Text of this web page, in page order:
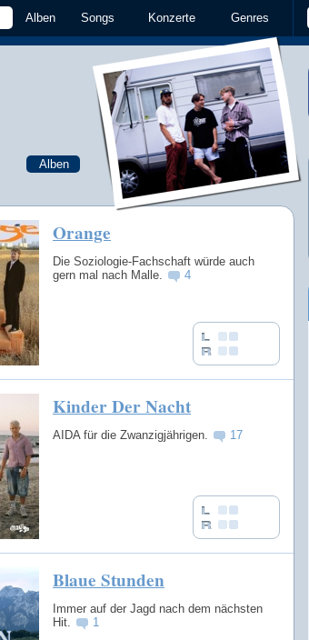
Alben Songs Konzerte Genres
Alben
Orange
Die Soziologie-Fachschaft würde auch
gern mal nach Malle.
4
Kinder Der Nacht
AIDA für die Zwanzigjährigen. 17
Blaue Stunden
Immer auf der Jagd nach dem nächsten
Hit.
1